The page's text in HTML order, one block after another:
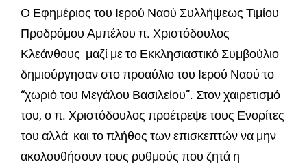
Ο Εφημέριος του Ιερού Ναού Συλλήψεως Τιμίου
Προδρόμου Αμπέλου π. Χριστόδουλος
Κλεάνθους μαζί με το Εκκλησιαστικό Συμβούλιο
δημιούργησαν στο προαύλιο του Ιερού Ναού το
“χωριό του Μεγάλου Βασιλείου”. Στον χαιρετισμό
του, ο π. Χριστόδουλος προέτρεψε τους Ενορίτες
του αλλά και το πλήθος των επισκεπτών να μην
ακολουθήσουν τους ρυθμούς που ζητά η